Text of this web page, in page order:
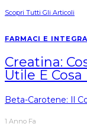
Scopri Tutti Gli Articoli
FARMACI E
Creatina:
Utile E
Beta-Carotene: Il
1 Anno Fa